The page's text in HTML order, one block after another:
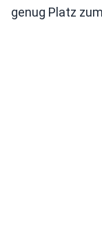
genug Platz